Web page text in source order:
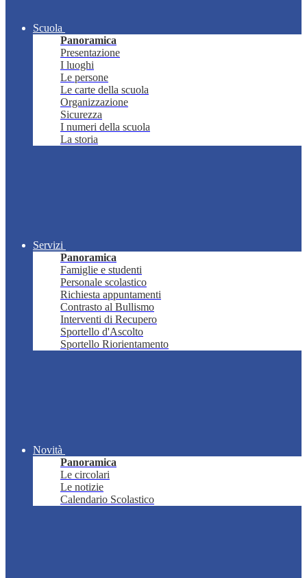
Scuola
Panoramica
Presentazione
I luoghi
Le persone
Le carte della scuola
Organizzazione
Sicurezza
I numeri della scuola
La storia
Servizi
Panoramica
Famiglie e studenti
Personale scolastico
Richiesta appuntamenti
Contrasto al Bullismo
Interventi di Recupero
Sportello d'Ascolto
Sportello Riorientamento
Novità
Panoramica
Le circolari
Le notizie
Calendario Scolastico